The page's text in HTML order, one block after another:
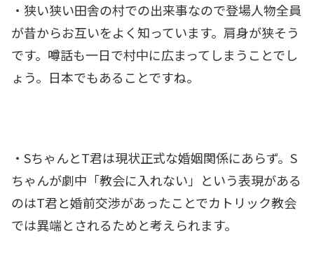
・狭い狭い田舎の村での出来事なので登場人物全員
が昔からお互いをよく知っています。肩身が狭そう
です。噂話も一日で村中に広まってしまうことでし
ょう。日本でもあることですね。
・SちゃんとT君は現状正式な婚姻関係にあらず。S
ちゃんが劇中「教会に入れない」という表現がある
のはT君と婚前交渉があったことでカトリック教会
では異端とされるためと考えられます。